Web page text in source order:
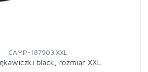
CAMP-187903.XXL
black, rozmiar XXL